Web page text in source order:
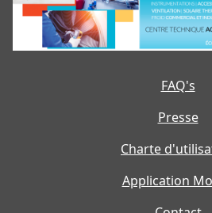
FAQ's
Presse
Charte
Application